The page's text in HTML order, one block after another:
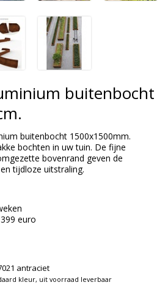
buitenbocht
buitenbocht 1500x1500mm.
bochten in uw tuin. De fijne
bovenrand geven de
tijdloze uitstraling.
euro
antraciet
kleur, uit voorraad leverbaar